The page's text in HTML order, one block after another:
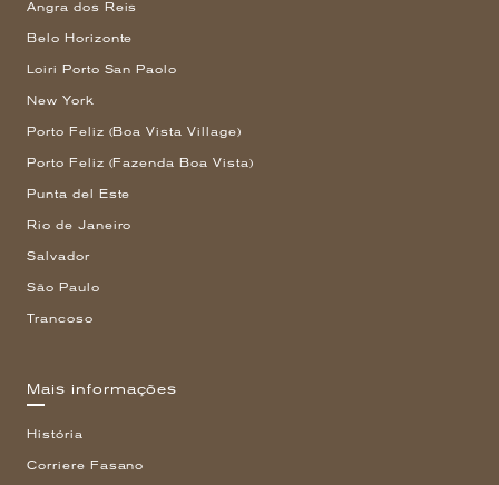
Angra dos Reis
Belo Horizonte
Loiri Porto San Paolo
New York
Porto Feliz (Boa Vista Village)
Porto Feliz (Fazenda Boa Vista)
Punta del Este
Rio de Janeiro
Salvador
São Paulo
Trancoso
Mais informações
História
Corriere Fasano